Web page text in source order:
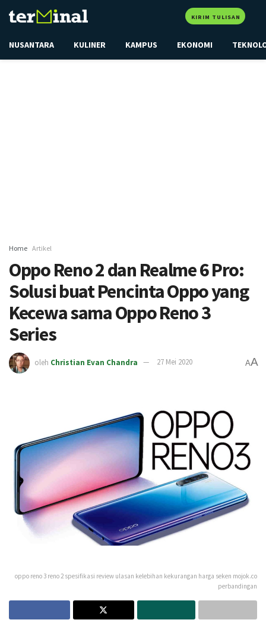
KIRIM TULISAN
NUSANTARA KULINER KAMPUS EKONOMI
Home Artikel
Oppo Reno 2 dan Realme 6 Pro:
Solusi buat Pencinta Oppo yang
Kecewa sama Oppo Reno 3
Series
oleh Christian Evan Chandra 27 Mei 2020 AA
oppo reno 3 reno 2 spesifikasi review ulasan kelebihan kekurangan harga seken mojok.co
perbandingan